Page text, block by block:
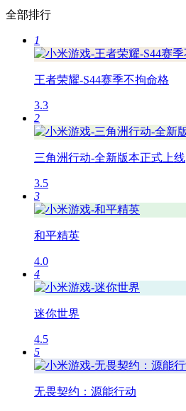
全部排行
1
王者荣耀-S44赛季不拘命格
3.3
2
三角洲行动-全新版本正式上线
3.5
3
和平精英
4.0
4
迷你世界
4.5
5
无畏契约：源能行动